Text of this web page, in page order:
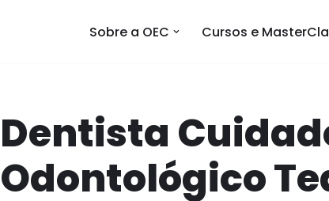
Sobre a OEC Cursos e
Dentista
Odontológico